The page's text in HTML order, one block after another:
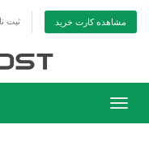
ثبت مشاهده کارت خرید
تغییر